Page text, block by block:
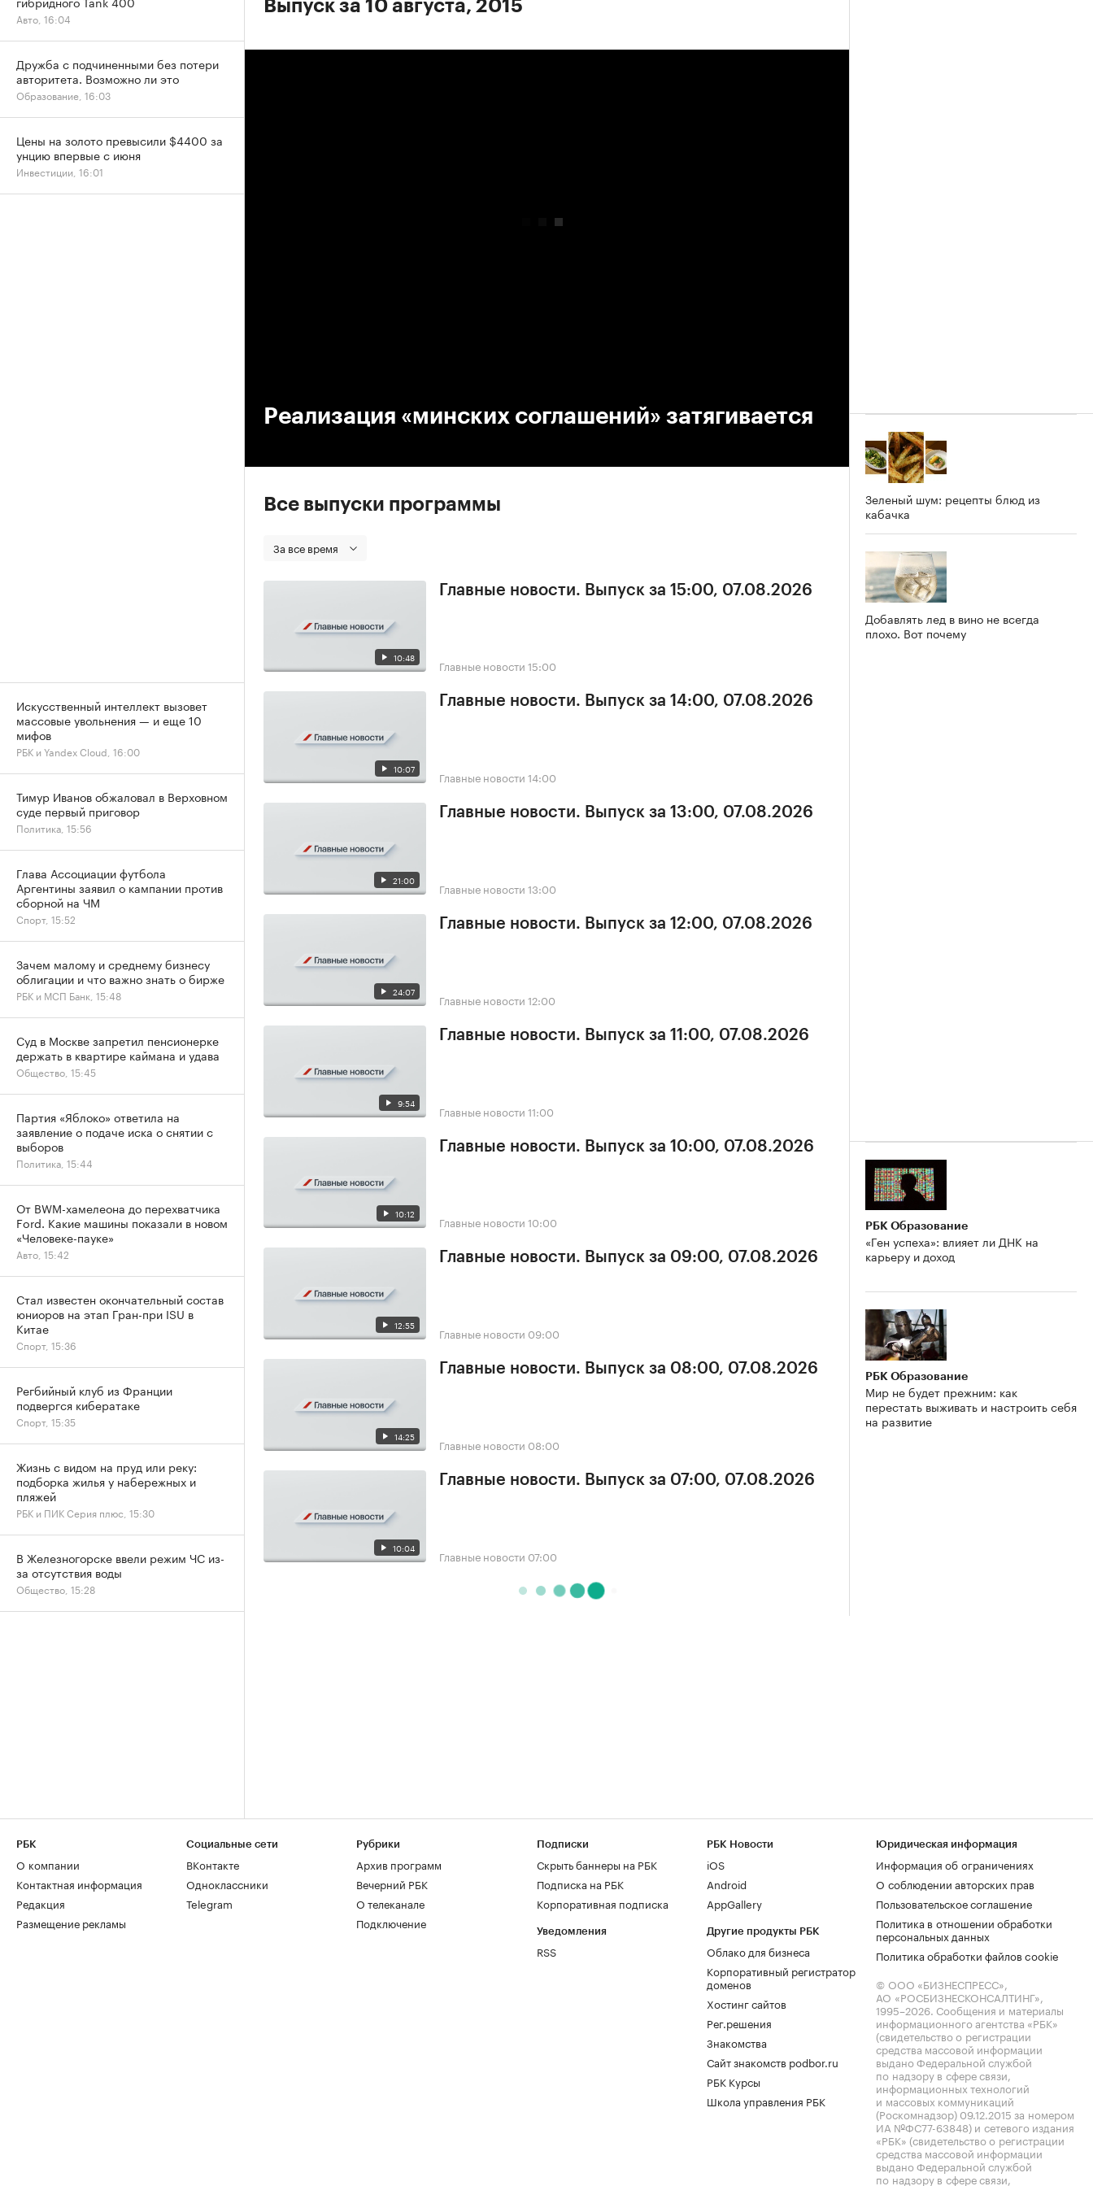
Выпуск за 10 августа, 2015
Реализация «минских соглашений» затягивается
Все выпуски программы
За все время
10:48
Главные новости. Выпуск за 15:00, 07.08.2026
Главные новости 15:00
10:07
Главные новости. Выпуск за 14:00, 07.08.2026
Главные новости 14:00
21:00
Главные новости. Выпуск за 13:00, 07.08.2026
Главные новости 13:00
24:07
Главные новости. Выпуск за 12:00, 07.08.2026
Главные новости 12:00
9:54
Главные новости. Выпуск за 11:00, 07.08.2026
Главные новости 11:00
10:12
Главные новости. Выпуск за 10:00, 07.08.2026
Главные новости 10:00
12:55
Главные новости. Выпуск за 09:00, 07.08.2026
Главные новости 09:00
14:25
Главные новости. Выпуск за 08:00, 07.08.2026
Главные новости 08:00
10:04
Главные новости. Выпуск за 07:00, 07.08.2026
Главные новости 07:00
Зеленый шум: рецепты блюд из
кабачка
Добавлять лед в вино не всегда
плохо. Вот почему
РБК Образование
«Ген успеха»: влияет ли ДНК на
карьеру и доход
РБК Образование
Мир не будет прежним: как
перестать выживать и настроить себя
на развитие
Авто, 16:04
Дружба с подчиненными без потери
авторитета. Возможно ли это
Образование, 16:03
Цены на золото превысили $4400 за
унцию впервые с июня
Инвестиции, 16:01
Искусственный интеллект вызовет
массовые увольнения — и еще 10
мифов
РБК и Yandex Cloud, 16:00
Тимур Иванов обжаловал в Верховном
суде первый приговор
Политика, 15:56
Глава Ассоциации футбола
Аргентины заявил о кампании против
сборной на ЧМ
Спорт, 15:52
Зачем малому и среднему бизнесу
облигации и что важно знать о бирже
РБК и МСП Банк, 15:48
Суд в Москве запретил пенсионерке
держать в квартире каймана и удава
Общество, 15:45
Партия «Яблоко» ответила на
заявление о подаче иска о снятии с
выборов
Политика, 15:44
От BWM-хамелеона до перехватчика
Ford. Какие машины показали в новом
«Человеке-пауке»
Авто, 15:42
Стал известен окончательный состав
юниоров на этап Гран-при ISU в
Китае
Спорт, 15:36
Регбийный клуб из Франции
подвергся кибератаке
Спорт, 15:35
Жизнь с видом на пруд или реку:
подборка жилья у набережных и
пляжей
РБК и ПИК Серия плюс, 15:30
В Железногорске ввели режим ЧС из-
за отсутствия воды
Общество, 15:28
РБК
О компании
Контактная информация
Редакция
Размещение рекламы
Социальные сети
ВКонтакте
Одноклассники
Telegram
Рубрики
Архив программ
Вечерний РБК
О телеканале
Подключение
Подписки
Скрыть баннеры на РБК
Подписка на РБК
Корпоративная подписка
Уведомления
RSS
РБК Новости
iOS
Android
AppGallery
Другие продукты РБК
Облако для бизнеса
Корпоративный регистратор
доменов
Хостинг сайтов
Рег.решения
Знакомства
Сайт знакомств podbor.ru
РБК Курсы
Школа управления РБК
Юридическая информация
Информация об ограничениях
О соблюдении авторских прав
Пользовательское соглашение
Политика в отношении обработки
персональных данных
Политика обработки файлов cookie
© ООО «БИЗНЕСПРЕСС»,
АО «РОСБИЗНЕСКОНСАЛТИНГ»,
1995–2026. Сообщения и материалы
информационного агентства «РБК»
(свидетельство о регистрации
средства массовой информации
выдано Федеральной службой
по надзору в сфере связи,
информационных технологий
и массовых коммуникаций
(Роскомнадзор) 09.12.2015 за номером
ИА №ФС77-63848) и сетевого издания
«РБК» (свидетельство о регистрации
средства массовой информации
выдано Федеральной службой
по надзору в сфере связи,